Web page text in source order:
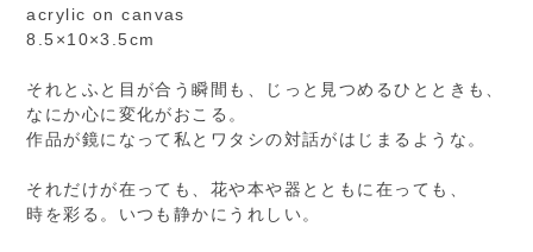
acrylic on canvas
8.5×10×3.5cm
それとふと目が合う瞬間も、じっと見つめるひとときも、
なにか心に変化がおこる。
作品が鏡になって私とワタシの対話がはじまるような。
それだけが在っても、花や本や器とともに在っても、
時を彩る。いつも静かにうれしい。